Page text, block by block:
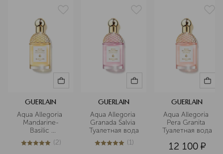
GUERLAIN
Aqua Allegoria
Mandarine-
Basilic
Туалетная вода
5из 52 (2)
GUERLAIN
Aqua Allegoria
Granada Salvia
Туалетная вода
5из 51 (1)
GUERLAIN
Aqua Allegoria
Pera Granita
Туалетная вода
12 100 ¤